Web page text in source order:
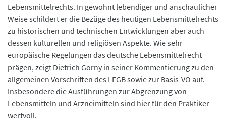
Lebensmittelrechts. In gewohnt lebendiger und anschaulicher
Weise schildert er die Bezüge des heutigen Lebensmittelrechts
zu historischen und technischen Entwicklungen aber auch
dessen kulturellen und religiösen Aspekte. Wie sehr
europäische Regelungen das deutsche Lebensmittelrecht
prägen, zeigt Dietrich Gorny in seiner Kommentierung zu den
allgemeinen Vorschriften des LFGB sowie zur Basis-VO auf.
Insbesondere die Ausführungen zur Abgrenzung von
Lebensmitteln und Arzneimitteln sind hier für den Praktiker
wertvoll.